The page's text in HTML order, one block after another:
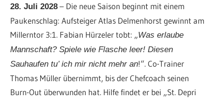
28. Juli 2028 – Die neue Saison beginnt mit einem
Paukenschlag: Aufsteiger Atlas Delmenhorst gewinnt am
Millerntor 3:1. Fabian Hürzeler tobt: „Was erlaube
Mannschaft? Spiele wie Flasche leer! Diesen
Sauhaufen tu’ ich mir nicht mehr an!“. Co-Trainer
Thomas Müller übernimmt, bis der Chefcoach seinen
Burn-Out überwunden hat. Hilfe findet er bei „St. Depri